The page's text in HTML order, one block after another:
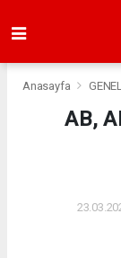
Anasayfa GENEL
AB,